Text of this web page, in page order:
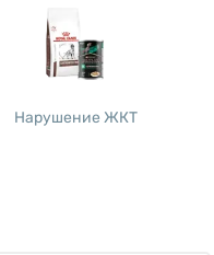
Нарушение ЖКТ